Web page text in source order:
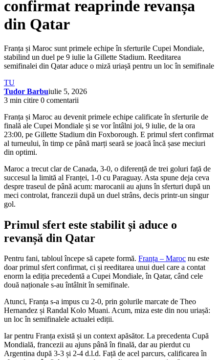
confirmat reaprinde revanșa
din Qatar
Franța și Maroc sunt primele echipe în sferturile Cupei Mondiale,
stabilind un duel pe 9 iulie la Gillette Stadium. Reeditarea
semifinalei din Qatar aduce o miză uriașă pentru un loc în semifinale
TU
Tudor Barbuiulie 5, 2026
3 min citire 0 comentarii
Franța și Maroc au devenit primele echipe calificate în sferturile de
finală ale Cupei Mondiale și se vor întâlni joi, 9 iulie, de la ora
23:00, pe Gillette Stadium din Foxborough. E primul sfert confirmat
al turneului, în timp ce până marți seară se joacă încă șase meciuri
din optimi.
Maroc a trecut clar de Canada, 3-0, o diferență de trei goluri față de
succesul la limită al Franței, 1-0 cu Paraguay. Asta spune deja ceva
despre traseul de până acum: marocanii au ajuns în sferturi după un
meci controlat, francezii după un duel strâns, decis printr-un singur
gol.
Primul sfert este stabilit și aduce o
revanșă din Qatar
Pentru fani, tabloul începe să capete formă. Franța – Maroc nu este
doar primul sfert confirmat, ci și reeditarea unui duel care a contat
enorm la ediția precedentă a Cupei Mondiale, în Qatar, când cele
două naționale s-au întâlnit în semifinale.
Atunci, Franța s-a impus cu 2-0, prin golurile marcate de Theo
Hernandez și Randal Kolo Muani. Acum, miza este din nou uriașă:
un loc în semifinalele actualei ediții.
Iar pentru Franța există și un context apăsător. La precedenta Cupă
Mondială, francezii au ajuns până în finală, dar au pierdut cu
Argentina după 3-3 și 2-4 d.l.d. Față de acel parcurs, calificarea în